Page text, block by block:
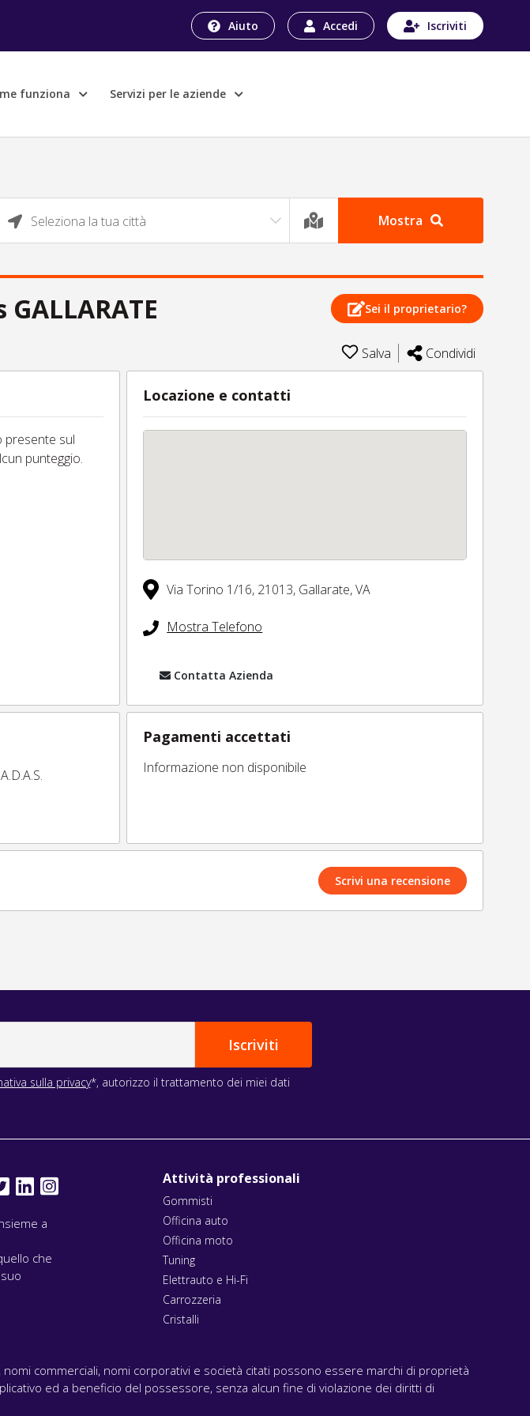
Aiuto Accedi Iscriviti
funziona Servizi per le aziende
Seleziona la tua città Mostra
Sei il proprietario?
Salva Condividi
presente sul
punteggio.
Locazione e contatti
Via Torino 1/16, 21013, Gallarate,VA
Mostra Telefono
Contatta Azienda
Pagamenti accettati
Informazione non disponibile
Scrivi una recensione
sulla privacy*, autorizzo il trattamento dei miei dati
a
che
Attività professionali
Gommisti
Officina auto
Officina moto
Tuning
Elettrauto e Hi-Fi
Carrozzeria
Cristalli
commerciali, nomi corporativi e società citati possono essere marchi di proprietà
ed a beneficio del possessore, senza alcun fine di violazione dei diritti di